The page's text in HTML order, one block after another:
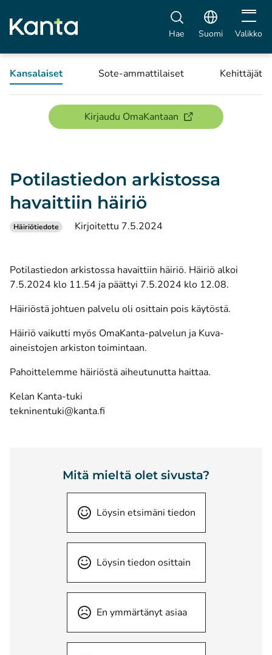
Hae Suomi Avaa
Valikko
Kansalaiset Sote-ammattilaiset Kehittäjät
Kirjaudu OmaKantaan(avautuu uuteen
Potilastiedon arkistossa
havaittiin häiriö
Häiriötiedote Kirjoitettu 7.5.2024
Potilastiedon arkistossa havaittiin häiriö. Häiriö alkoi
7.5.2024 klo 11.54 ja päättyi 7.5.2024 klo 12.08.
Häiriöstä johtuen palvelu oli osittain pois käytöstä.
Häiriö vaikutti myös OmaKanta-palvelun ja Kuva-
aineistojen arkiston toimintaan.
Pahoittelemme häiriöstä aiheutunutta haittaa.
Kelan Kanta-tuki
tekninentuki@kanta.fi
Mitä mieltä olet sivusta?
Löysin etsimäni tiedon
Löysin tiedon osittain
En ymmärtänyt asiaa